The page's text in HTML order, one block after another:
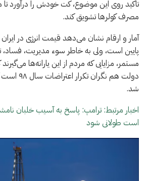
تاکید روی این موضوع، کت خودش را درآورد تا
مصرف کولرها تشویق کند.
آمار و ارقام نشان می‌دهد قیمت انرژی در
پایین است، ولی به خاطر سوء مدیریت، فساد،
مستمر، مزایایی که مردم از این یارانه‌ها
دولت هم
شد.
اخبار مرتبط: ترامپ: پاسخ به آسیب
است طولانی شود